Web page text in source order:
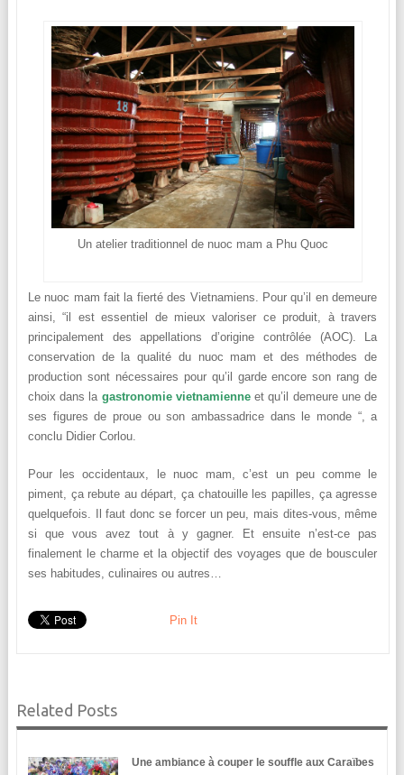
Un atelier traditionnel de nuoc mam a Phu Quoc
Le nuoc mam fait la fierté des Vietnamiens. Pour qu’il en demeure
ainsi, “il est essentiel de mieux valoriser ce produit, à travers
principalement des appellations d’origine contrôlée (AOC). La
conservation de la qualité du nuoc mam et des méthodes de
production sont nécessaires pour qu’il garde encore son rang de
choix dans la gastronomie vietnamienneet qu’il demeure une de
ses figures de proue ou son ambassadrice dans le monde “, a
conclu Didier Corlou.
Pour les occidentaux, le nuoc mam, c’est un peu comme le
piment, ça rebute au départ, ça chatouille les papilles, ça agresse
quelquefois. Il faut donc se forcer un peu, mais dites-vous, même
si que vous avez tout à y gagner. Et ensuite n’est-ce pas
finalement le charme et la objectif des voyages que de bousculer
ses habitudes, culinaires ou autres…
Pin It
Related Posts
Une ambiance à couper le souffle aux Caraïbes